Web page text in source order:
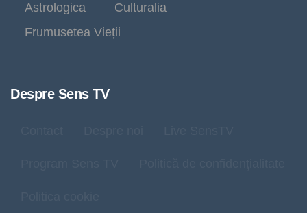
Astrologica
Culturalia
Frumusetea Vieții
Despre Sens TV